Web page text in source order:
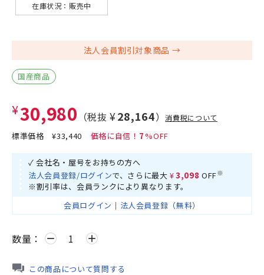
在庫状況： 販売中
法人会員割引対象商品
国産商品
¥30,980 （税抜 ¥28,164）消費税について
標準価格¥33,440 7
✓ 会社名・屋号をお持ちの方へ
法人会員登録/ログインで、さらに最大 ¥3,098 OFF※
※割引率は、会員ランクにより異なります。
会員ログイン ｜ 法人会員登録（無料）
数量： remove add
この商品について質問する